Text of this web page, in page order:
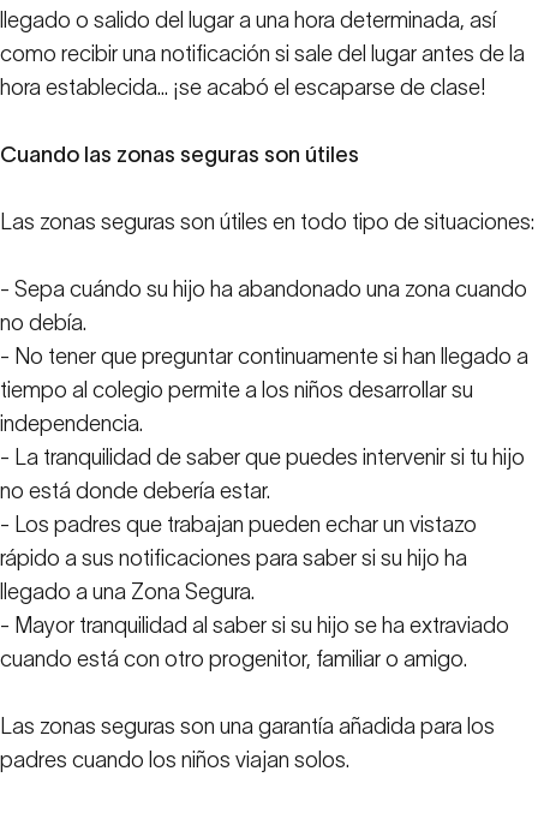
llegado o salido del lugar a una hora determinada, así
como recibir una notificación si sale del lugar antes de la
hora establecida... ¡se acabó el escaparse de clase!
Cuando las zonas seguras son útiles
Las zonas seguras son útiles en todo tipo de situaciones:
- Sepa cuándo su hijo ha abandonado una zona cuando
no debía.
- No tener que preguntar continuamente si han llegado a
tiempo al colegio permite a los niños desarrollar su
independencia.
- La tranquilidad de saber que puedes intervenir si tu hijo
no está donde debería estar.
- Los padres que trabajan pueden echar un vistazo
rápido a sus notificaciones para saber si su hijo ha
llegado a una Zona Segura.
- Mayor tranquilidad al saber si su hijo se ha extraviado
cuando está con otro progenitor, familiar o amigo.
Las zonas seguras son una garantía añadida para los
padres cuando los niños viajan solos.